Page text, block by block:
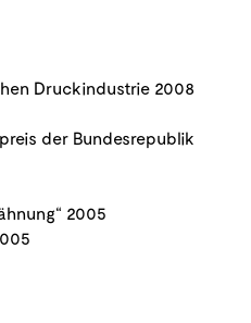
Druckindustrie 2008
der Bundesrepublik
2005